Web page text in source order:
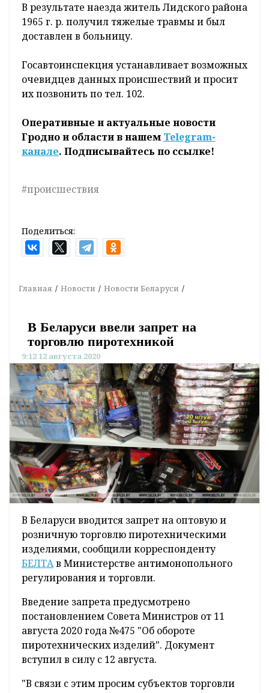
В результате наезда житель Лидского района
1965 г. р. получил тяжелые травмы и был
доставлен в больницу.
Госавтоинспекция устанавливает возможных
очевидцев данных происшествий и просит
их позвонить по тел. 102.
Оперативные и актуальные новости
Гродно и области в нашем Telegram-
канале. Подписывайтесь по ссылке!
#происшествия
Поделиться:
Главная Новости Новости Беларуси
В Беларуси ввели запрет на
торговлю пиротехникой
9:12 12 августа 2020
В Беларуси вводится запрет на оптовую и
розничную торговлю пиротехническими
изделиями, сообщили корреспонденту
БЕЛТАв Министерстве антимонопольного
регулирования и торговли.
Введение запрета предусмотрено
постановлением Совета Министров от 11
августа 2020 года №475 "Об обороте
пиротехнических изделий". Документ
вступил в силу с 12 августа.
"В связи с этим просим субъектов торговли